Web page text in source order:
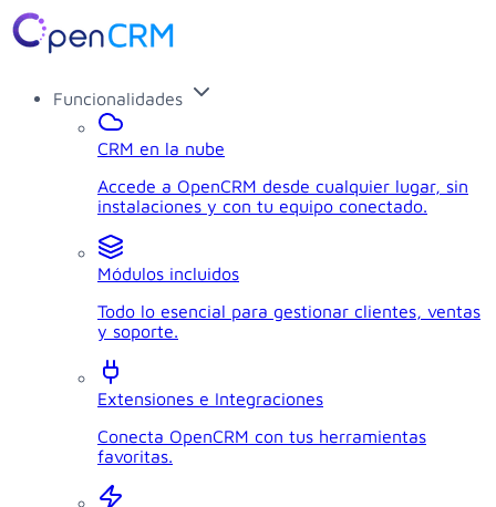
Funcionalidades
CRM en la nube
Accede a OpenCRM desde cualquier lugar, sin
instalaciones y con tu equipo conectado.
Módulos incluidos
Todo lo esencial para gestionar clientes, ventas
y soporte.
Extensiones e Integraciones
Conecta OpenCRM con tus herramientas
favoritas.